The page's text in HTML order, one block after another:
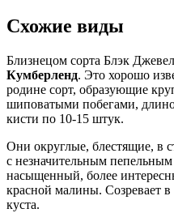
Схожие виды
Близнецом сорта Блэк Джевел
Кумберленд. Это хорошо
родине сорт, образующие
шиповатыми побегами,
кисти по 10-15 штук.
Они округлые, блестящие, в
с незначительным
насыщенный, более
красной малины. Созревает
куста.